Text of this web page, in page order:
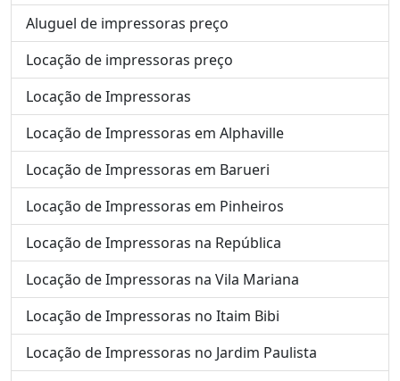
Aluguel de impressoras preço
Locação de impressoras preço
Locação de Impressoras
Locação de Impressoras em Alphaville
Locação de Impressoras em Barueri
Locação de Impressoras em Pinheiros
Locação de Impressoras na República
Locação de Impressoras na Vila Mariana
Locação de Impressoras no Itaim Bibi
Locação de Impressoras no Jardim Paulista